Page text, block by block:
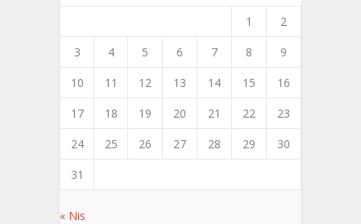
1
2
3
4 5 6 7 8
9
10
11 12 13 14 15
16
17
18 19 20 21 22
23
24
25 26 27 28 29
30
31
« Nis